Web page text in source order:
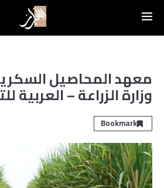
معهد المحاصيل
وزارة الزراعة – العربية
Bookmark